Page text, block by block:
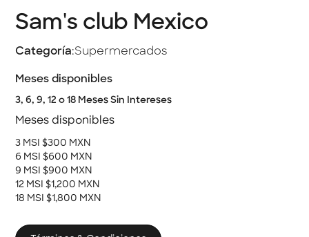
Sam's club Mexico
Categoría:Supermercados
Meses disponibles
3, 6, 9, 12 o 18 Meses Sin Intereses
Meses disponibles
3 MSI $300 MXN
6 MSI $600 MXN
9 MSI $900 MXN
12 MSI $1,200 MXN
18 MSI $1,800 MXN